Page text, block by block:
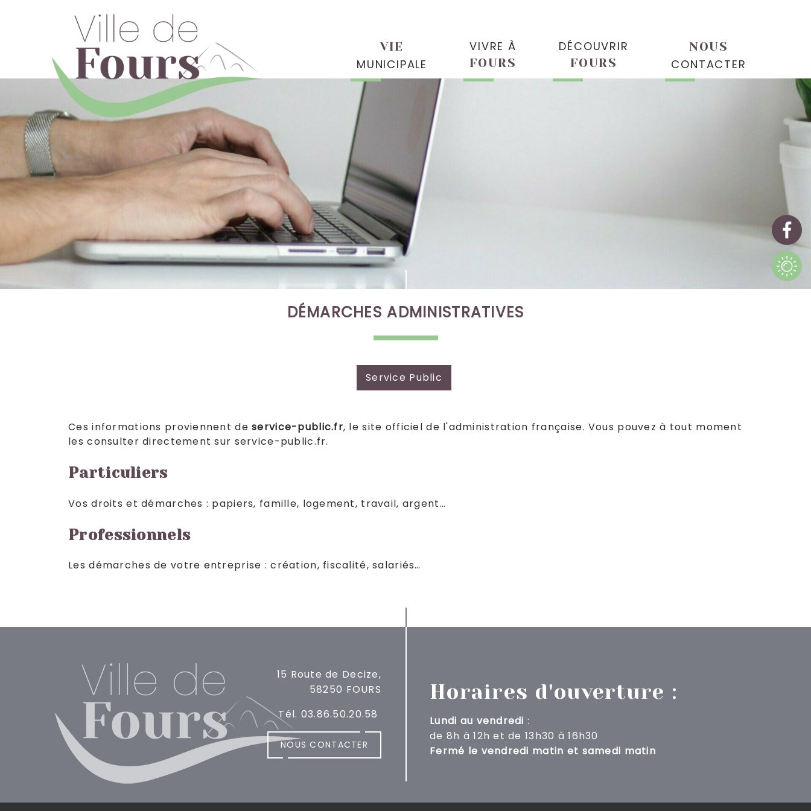
VIE
MUNICIPALE
VIVRE À
FOURS
DÉCOUVRIR
FOURS
NOUS
CONTACTER
DÉMARCHES ADMINISTRATIVES
Service Public
Ces informations proviennent deservice-public.fr, le site officiel de l'administration française. Vous pouvez à tout moment
les consulter directement sur service-public.fr.
Particuliers
Vos droits et démarches : papiers, famille, logement, travail, argent…
Professionnels
Les démarches de votre entreprise : création, fiscalité, salariés…
15 Route de Decize,
58250 FOURS
Tél. 03.86.50.20.58
NOUS CONTACTER
Horaires d'ouverture :
Lundi au vendredi :
de 8h à 12het de 13h30 à 16h30
Fermé le vendredi matin et samedi matin